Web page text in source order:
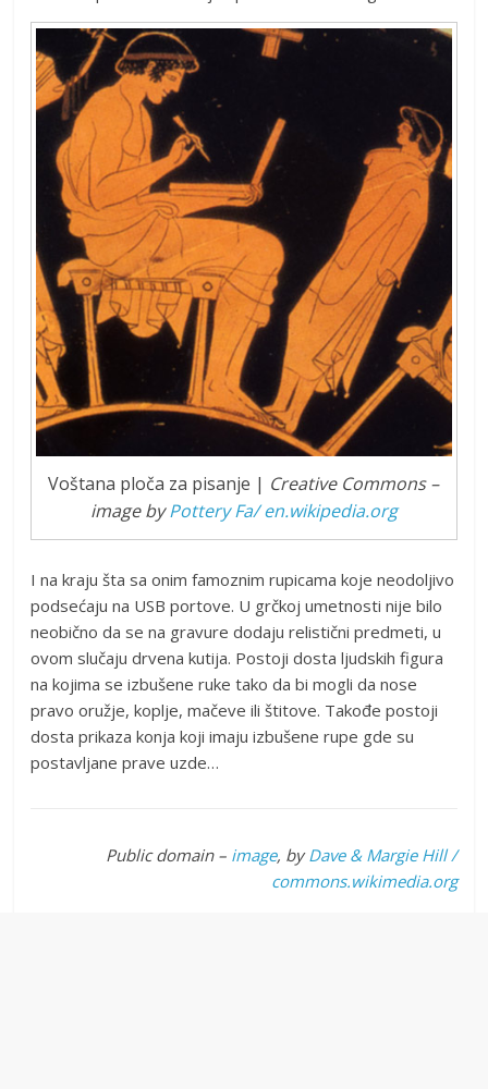
Voštana ploča za pisanje | Creative Commons –
image byPottery Fa/ en.wikipedia.org
I na kraju šta sa onim famoznim rupicama koje neodoljivo
podsećaju na USB portove. U grčkoj umetnosti nije bilo
neobično da se na gravure dodaju relistični predmeti, u
ovom slučaju drvena kutija. Postoji dosta ljudskih figura
na kojima se izbušene ruke tako da bi mogli da nose
pravo oružje, koplje, mačeve ili štitove. Takođe postoji
dosta prikaza konja koji imaju izbušene rupe gde su
postavljane prave uzde…
Public domain – image, byDave & Margie Hill /
commons.wikimedia.org